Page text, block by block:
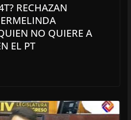
RECHAZAN
NO QUIERE A
EL PT